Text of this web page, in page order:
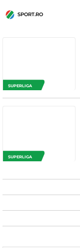
SPORT.RO
SUPERLIGA
SUPERLIGA